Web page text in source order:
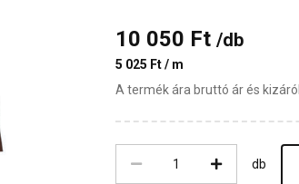
10 050 Ft /db
5 025 Ft / m
A termék ára bruttó ár és
db